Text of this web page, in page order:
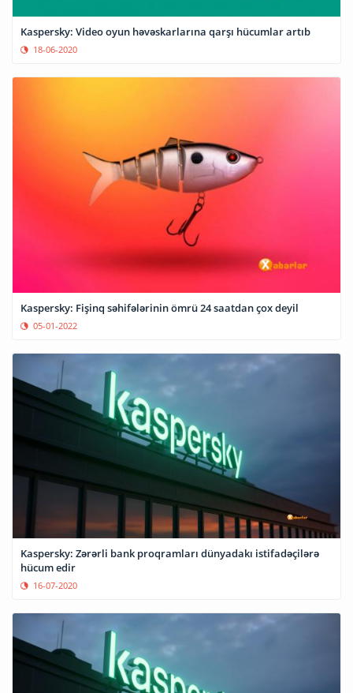
Kaspersky: Video oyun həvəskarlarına qarşı hücumlar artıb
18-06-2020
Kaspersky: Fişinq səhifələrinin ömrü 24 saatdan çox deyil
05-01-2022
Kaspersky: Zərərli bank proqramları dünyadakı istifadəçilərə
hücum edir
16-07-2020